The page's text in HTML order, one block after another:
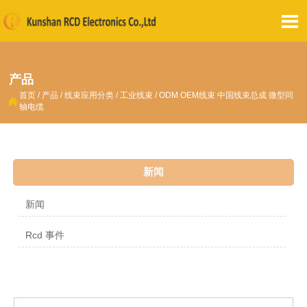

产品
 首页 / 产品 /线束应用分类 /工业线束 /ODM OEM线束 中国线束总成 微型同
轴电缆
新闻
新闻
Rcd 事件